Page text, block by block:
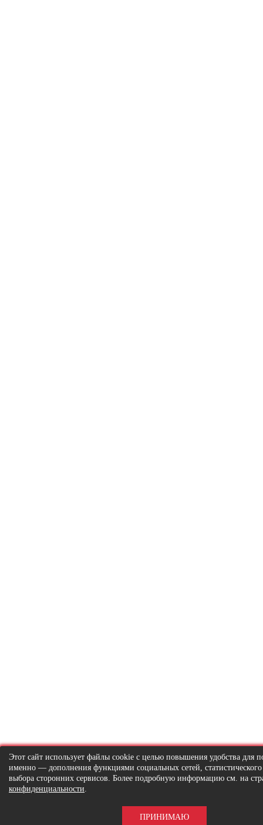
Этот сайт использует файлы cookie с целью повышения удобства для
именно — дополнения функциями социальных сетей, статистического
выбора сторонних сервисов. Более подробную информацию см. на
конфиденциальности.
ПРИНИМАЮ